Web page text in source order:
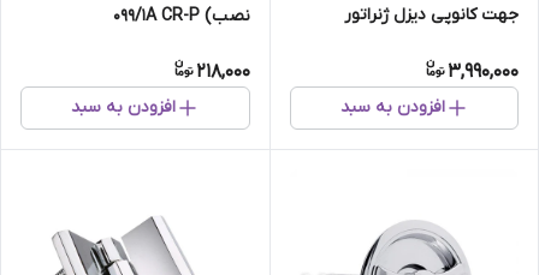
جهت کانوپی دیزل ژنراتور
3,990,000
افزودن به سبد
نصب) ۰۹۹/۱A CR-P
218,000
افزودن به سبد